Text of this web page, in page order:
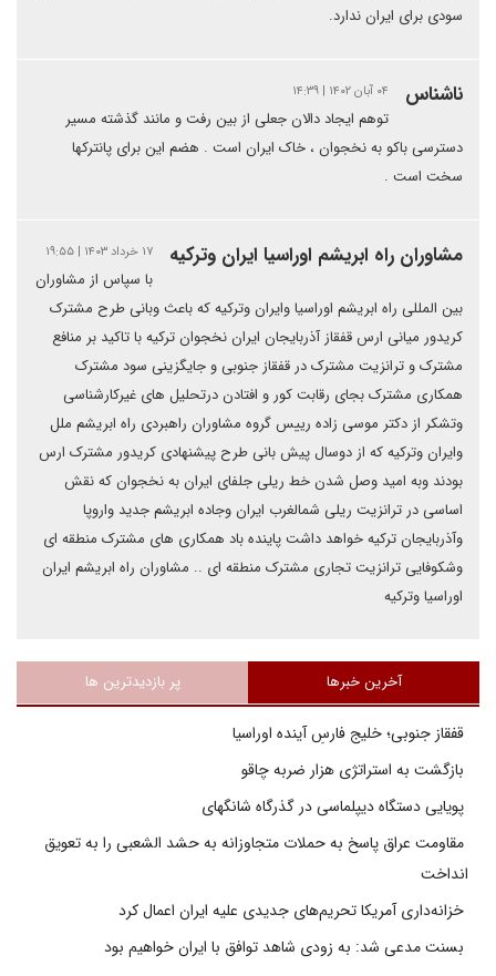
سودی برای ایران ندارد.
ناشناس ۰۴ آبان ۱۴۰۲ | ۱۴:۳۹
توهم ایجاد دالان جعلی از بین رفت و مانند گذشته مسیر
دسترسی باکو به نخجوان ، خاک ایران است . هضم این برای پانترکها
سخت است .
مشاوران راه ابریشم اوراسیا ایران وترکیه ۱۷ خرداد ۱۴۰۳ | ۱۹:۵۵
با سپاس از مشاوران
بین المللی راه ابریشم اوراسیا وایران وترکیه که باعث وبانی طرح مشترک
کریدور میانی ارس قفقاز آذربایجان ایران نخجوان ترکیه با تاکید بر منافع
مشترک و ترانزیت مشترک در قفقاز جنوبی و جایگزینی سود مشترک
همکاری مشترک بجای رقابت کور و افتادن درتحلیل های غیرکارشناسی
وتشکر از دکتر موسی زاده رییس گروه مشاوران راهبردی راه ابریشم ملل
وایران وترکیه که از دوسال پیش بانی طرح پیشنهادی کریدور مشترک ارس
بودند وبه امید وصل شدن خط ریلی جلفای ایران به نخجوان که نقش
اساسی در ترانزیت ریلی شمالغرب ایران وجاده ابریشم جدید واروپا
وآذربایجان ترکیه خواهد داشت پاینده باد همکاری های مشترک منطقه ای
وشکوفایی ترانزیت تجاری مشترک منطقه ای .. مشاوران راه ابریشم ایران
اوراسیا وترکیه
آخرین خبرها پر بازدیدترین ها
قفقاز جنوبی؛ خلیج فارسِ آینده اوراسیا
بازگشت به استراتژی هزار ضربه چاقو
پویایی دستگاه دیپلماسی در گذرگاه شانگهای
مقاومت عراق پاسخ به حملات متجاوزانه به حشد الشعبی را به تعویق
انداخت
خزانه‌داری آمریکا تحریم‌های جدیدی علیه ایران اعمال کرد
بسنت مدعی شد: به زودی شاهد توافق با ایران خواهیم بود